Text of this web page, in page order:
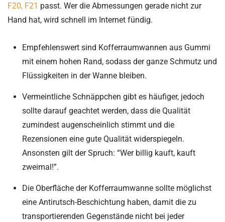
F20, F21 passt. Wer die Abmessungen gerade nicht zur
Hand hat, wird schnell im Internet fündig.
Empfehlenswert sind Kofferraumwannen aus Gummi
mit einem hohen Rand, sodass der ganze Schmutz und
Flüssigkeiten in der Wanne bleiben.
Vermeintliche Schnäppchen gibt es häufiger, jedoch
sollte darauf geachtet werden, dass die Qualität
zumindest augenscheinlich stimmt und die
Rezensionen eine gute Qualität widerspiegeln.
Ansonsten gilt der Spruch: “Wer billig kauft, kauft
zweimal!”.
Die Oberfläche der Kofferraumwanne sollte möglichst
eine Antirutsch-Beschichtung haben, damit die zu
transportierenden Gegenstände nicht bei jeder